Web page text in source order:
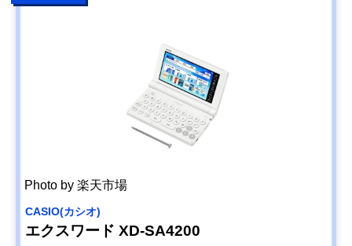
Photo by 楽天市場
CASIO(カシオ)
エクスワード XD-SA4200